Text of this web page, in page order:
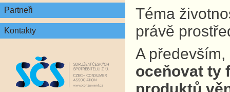
Partneři
Kontakty
Téma
právě
A především,
oceňovat ty